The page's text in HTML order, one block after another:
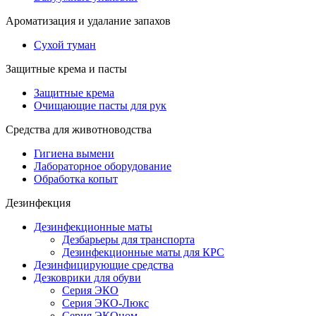
Ароматизация и удалание запахов
Сухой туман
Защитные крема и пасты
Защитные крема
Очищающие пасты для рук
Средства для животноводства
Гигиена вымени
Лабораторное оборудование
Обработка копыт
Дезинфекция
Дезинфекционные маты
Дезбарьеры для транспорта
Дезинфекционные маты для КРС
Дезинфицирующие средства
Дезковрики для обуви
Серия ЭКО
Серия ЭКО-Люкс